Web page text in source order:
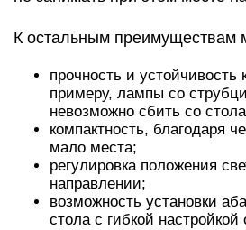
К остальным преимуществам
прочность и устойчивость
примеру, лампы со
невозможно сбить со
компактность, благодаря
мало места;
регулировка положения
направлении;
возможность установки
стола с гибкой